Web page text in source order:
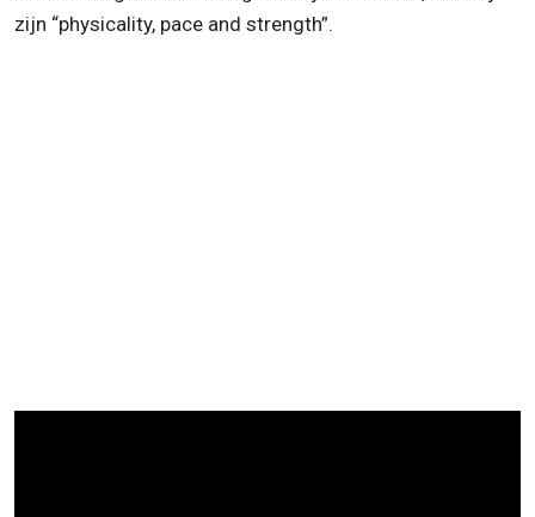
zijn “physicality, pace and strength”.